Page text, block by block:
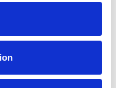
belegg som brukes